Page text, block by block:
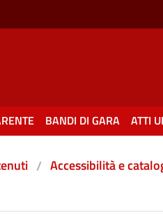
BANDI DI GARA ATTI
Accessibilità e